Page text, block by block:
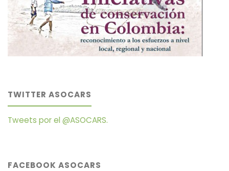
TWITTER ASOCARS
Tweets por el @ASOCARS.
FACEBOOK ASOCARS